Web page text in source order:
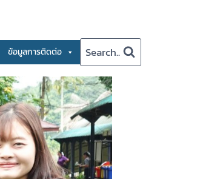
ข้อมูลการติดต่อ Search..